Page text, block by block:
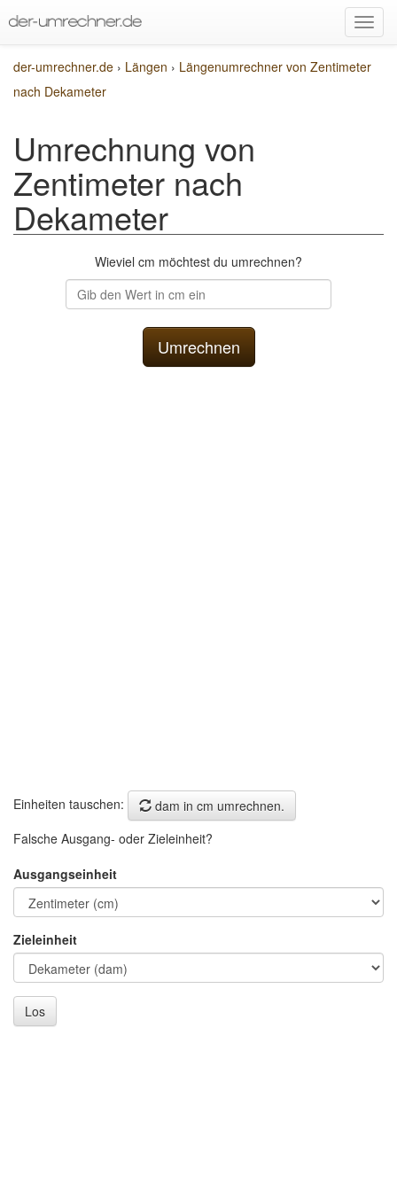
der-umrechner.de › Längen › Längenumrechner von Zentimeter
nach Dekameter
Umrechnung von
Zentimeter nach
Dekameter
Wieviel cm möchtest du umrechnen?
Einheiten tauschen:
dam in cm umrechnen.
Falsche Ausgang- oder Zieleinheit?
Ausgangseinheit
Zieleinheit
Los